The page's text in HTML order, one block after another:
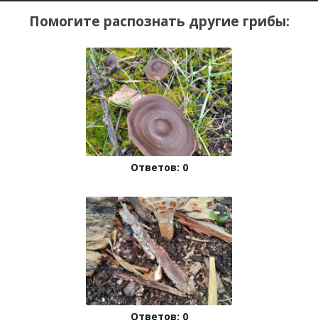
Помогите распознать другие грибы:
Ответов: 0
Ответов: 0